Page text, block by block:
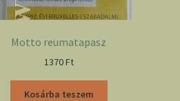
Motto reumatapasz
1370Ft
Kosárba teszem